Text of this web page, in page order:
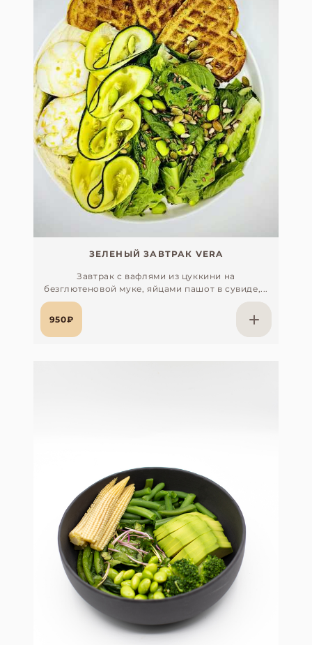
ЗЕЛЕНЫЙ ЗАВТРАК VERA
Завтрак с вафлями из цуккини на
безглютеновой муке, яйцами пашот в сувиде,...
950₽